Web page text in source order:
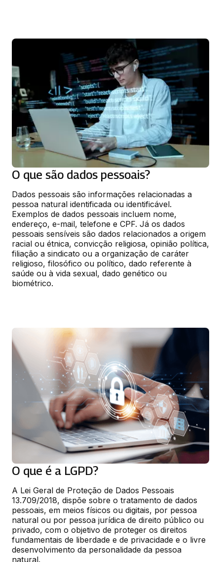
O que são dados pessoais?
Dados pessoais são informações relacionadas a
pessoa natural identificada ou identificável.
Exemplos de dados pessoais incluem nome,
endereço, e-mail, telefone e CPF. Já os dados
pessoais sensíveis são dados relacionados a origem
racial ou étnica, convicção religiosa, opinião política,
filiação a sindicato ou a organização de caráter
religioso, filosófico ou político, dado referente à
saúde ou à vida sexual, dado genético ou
biométrico.
O que é a LGPD?
A Lei Geral de Proteção de Dados Pessoais
13.709/2018, dispõe sobre o tratamento de dados
pessoais, em meios físicos ou digitais, por pessoa
natural ou por pessoa jurídica de direito público ou
privado, com o objetivo de proteger os direitos
fundamentais de liberdade e de privacidade e o livre
desenvolvimento da personalidade da pessoa
natural.